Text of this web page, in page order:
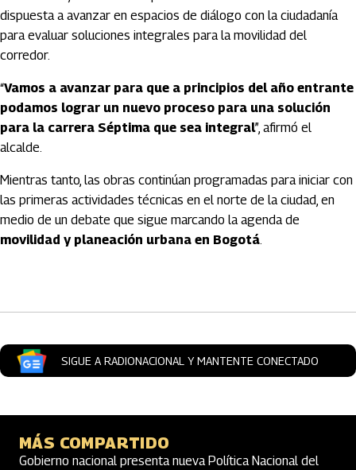
dispuesta a avanzar en espacios de diálogo con la ciudadanía
para evaluar soluciones integrales para la movilidad del
corredor.
“Vamos a avanzar para que a principios del año entrante
podamos lograr un nuevo proceso para una solución
para la carrera Séptima que sea integral”, afirmó el
alcalde.
Mientras tanto, las obras continúan programadas para iniciar con
las primeras actividades técnicas en el norte de la ciudad, en
medio de un debate que sigue marcando la agenda de
movilidad y planeación urbana en Bogotá.
SIGUE A RADIONACIONAL Y MANTENTE CONECTADO
MÁS COMPARTIDO
Gobierno nacional presenta nueva Política Nacional del